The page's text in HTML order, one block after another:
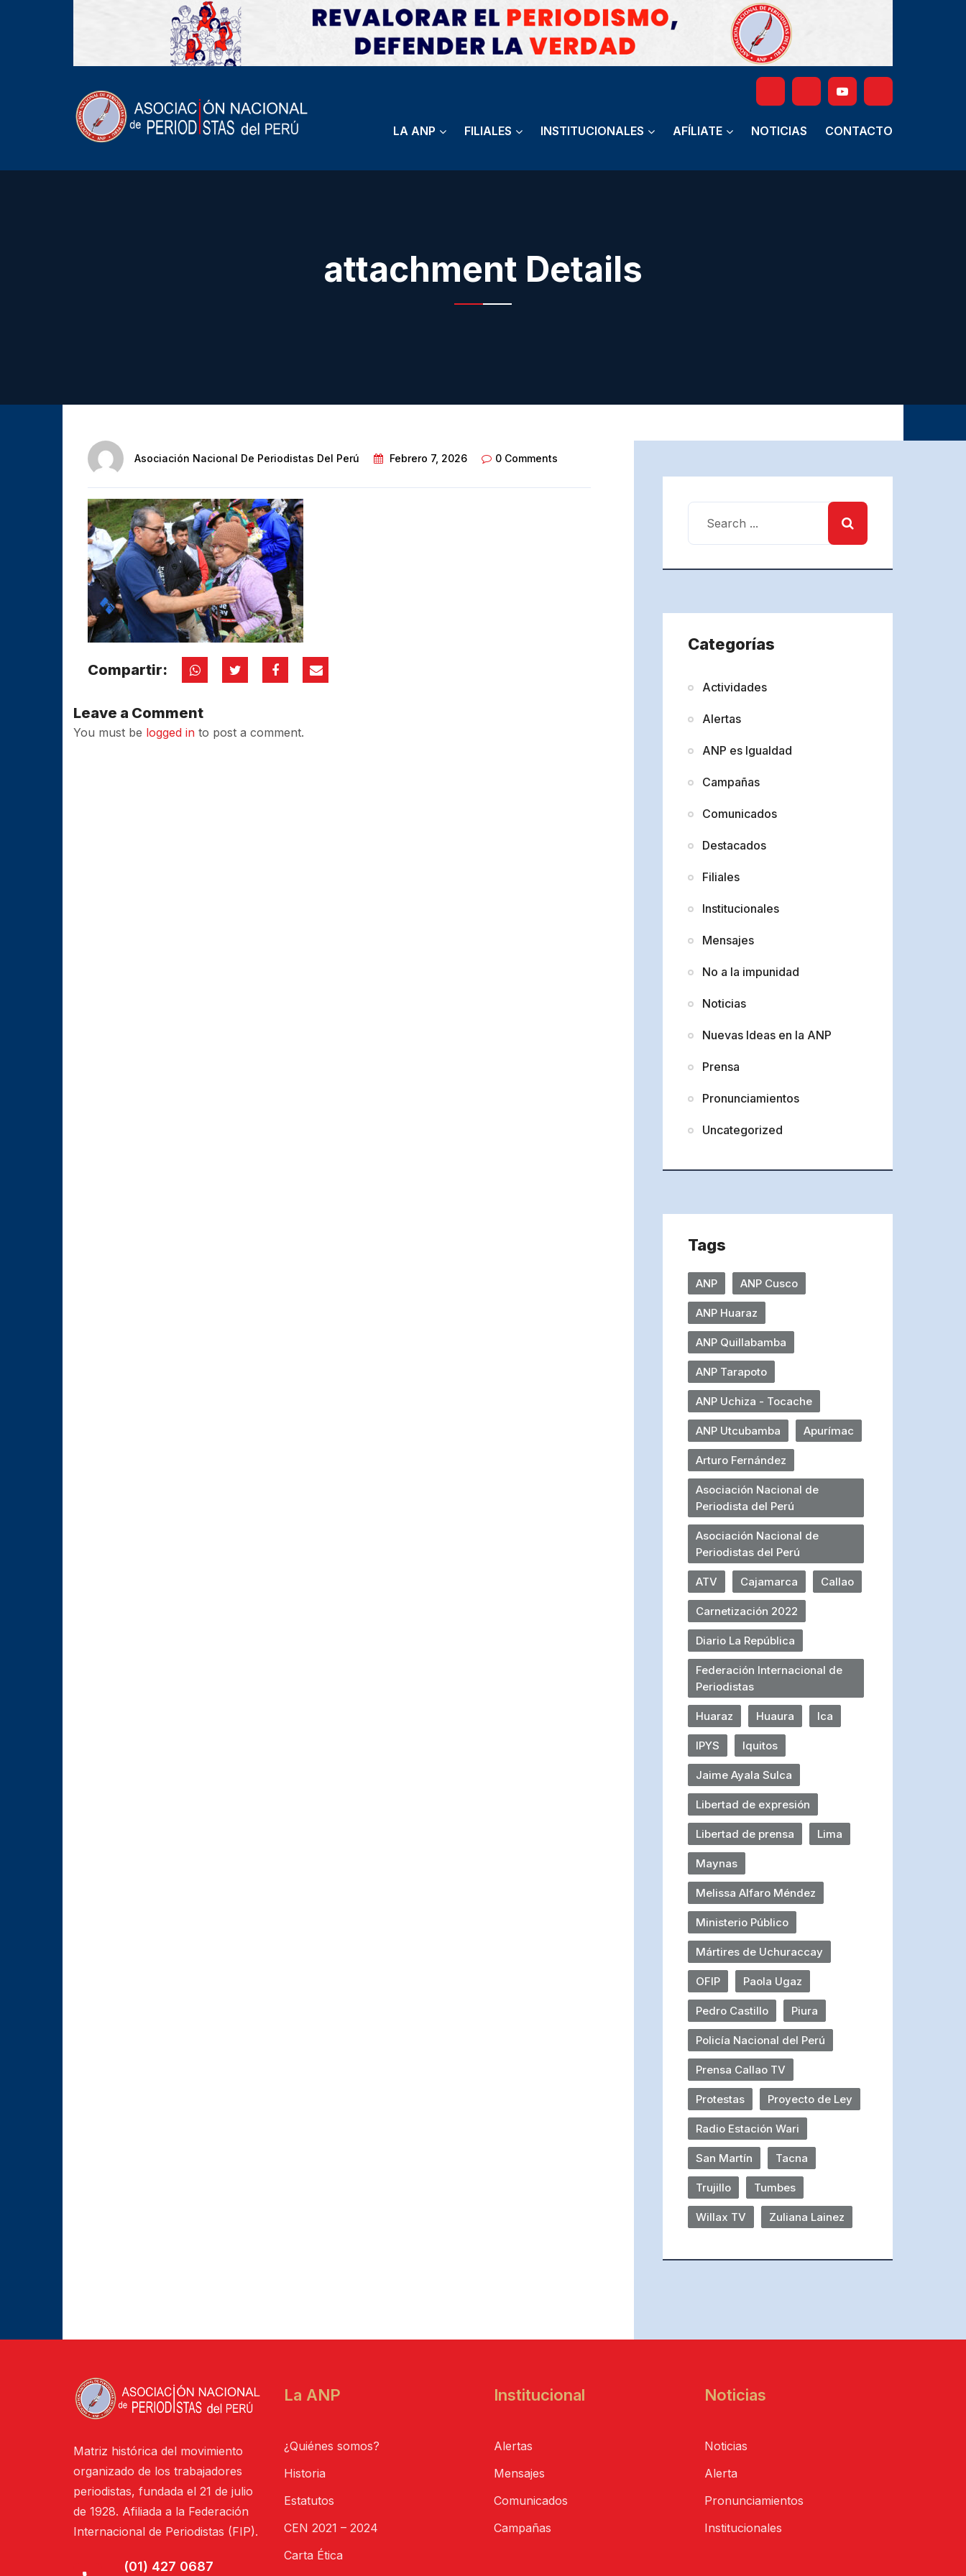
LA ANP FILIALES INSTITUCIONALES AFÍLIATE NOTICIAS CONTACTO
attachment Details
Asociación Nacional De Periodistas Del Perú Febrero 7, 2026 0 Comments
Compartir:
Leave a Comment
You must be logged in to post a comment.
Categorías
Actividades
Alertas
ANP es Igualdad
Campañas
Comunicados
Destacados
Filiales
Institucionales
Mensajes
No a la impunidad
Noticias
Nuevas Ideas en la ANP
Prensa
Pronunciamientos
Uncategorized
Tags
ANP ANP Cusco
ANP Huaraz
ANP Quillabamba
ANP Tarapoto
ANP Uchiza - Tocache
ANP Utcubamba Apurímac
Arturo Fernández
Asociación Nacional de
Periodista del Perú
Asociación Nacional de
Periodistas del Perú
ATV Cajamarca Callao
Carnetización 2022
Diario La República
Federación Internacional de
Periodistas
Huaraz Huaura Ica
IPYS Iquitos
Jaime Ayala Sulca
Libertad de expresión
Libertad de prensa Lima
Maynas
Melissa Alfaro Méndez
Ministerio Público
Mártires de Uchuraccay
OFIP Paola Ugaz
Pedro Castillo Piura
Policía Nacional del Perú
Prensa Callao TV
Protestas Proyecto de Ley
Radio Estación Wari
San Martín Tacna
Trujillo Tumbes
Willax TV Zuliana Lainez
Matriz histórica del movimiento
organizado de los trabajadores
periodistas, fundada el 21 de julio
de 1928. Afiliada a la Federación
Internacional de Periodistas (FIP).
(01) 427 0687
La ANP
¿Quiénes somos?
Historia
Estatutos
CEN 2021 – 2024
Carta Ética
Institucional
Alertas
Mensajes
Comunicados
Campañas
Noticias
Noticias
Alerta
Pronunciamientos
Institucionales